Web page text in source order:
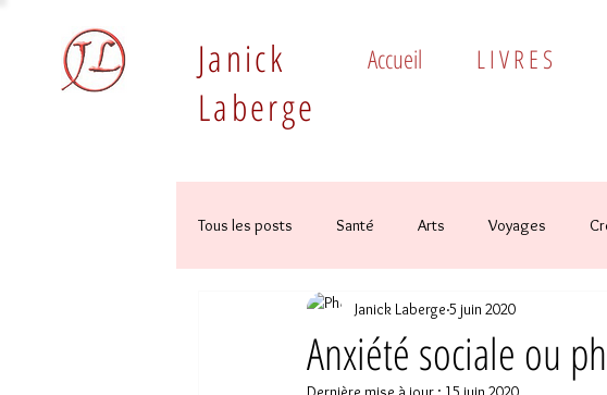
Janick
Laberge
Accueil L I V R E S
Tous les posts Santé Arts Voyages
Anxiété sociale ou
Janick Laberge 5 juin 2020